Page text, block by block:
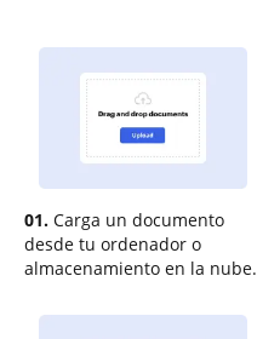
01. Carga un documento
desde tu ordenador o
almacenamiento en la nube.